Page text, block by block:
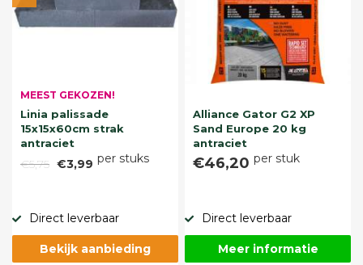
MEEST GEKOZEN!
Linia palissade
15x15x60cm strak
antraciet
€5,75 €3,99 per stuks
Direct leverbaar
Bekijk aanbieding
Alliance Gator G2 XP
Sand Europe 20 kg
antraciet
€46,20 per stuk
Direct leverbaar
Meer informatie